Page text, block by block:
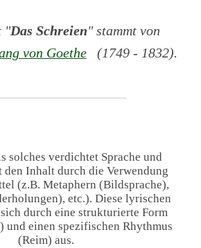
"Das Schreien" stammt von
von Goethe(1749 - 1832).
solches verdichtet Sprache und
den Inhalt durch die Verwendung
(z.B. Metaphern (Bildsprache),
etc.). Diese lyrischen
durch eine strukturierte Form
und einen spezifischen Rhythmus
(Reim) aus.